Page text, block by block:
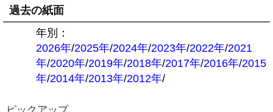
過去の紙面
年別：
2026年/2025年/2024年/2023年/2022年/2021
年/2020年/2019年/2018年/2017年/2016年/2015
年/2014年/2013年/2012年/